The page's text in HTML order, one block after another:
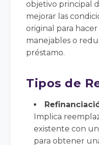
objetivo principal
mejorar las
original para hacer
manejables o
préstamo.
Tipos de
Implica
existente con
para obtener